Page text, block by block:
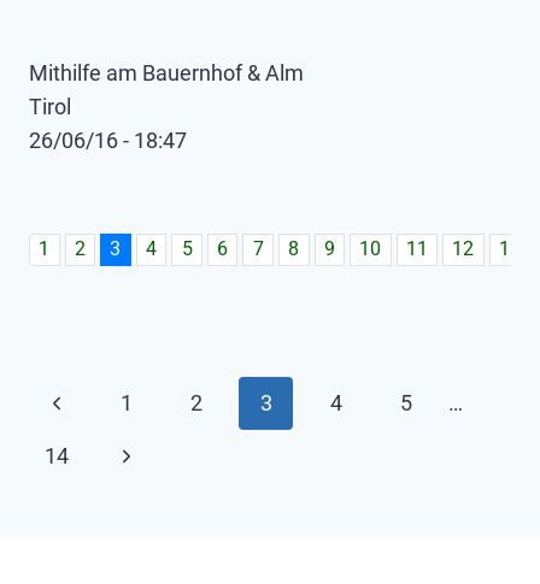
Mithilfe am Bauernhof & Alm
Tirol
26/06/16 - 18:47
1 2 3 4 5 6 7 8 9 10 11 12 13
1 2 3 4 5 …
14